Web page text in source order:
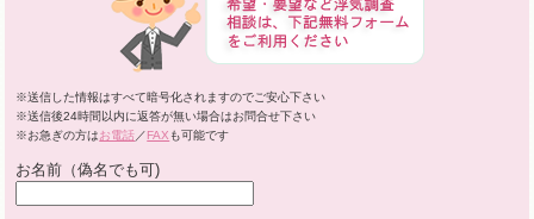
※送信した情報はすべて暗号化されますのでご安心下さい
※送信後24時間以内に返答が無い場合はお問合せ下さい
※お急ぎの方はお電話／FAX も可能です
お名前（偽名でも可)